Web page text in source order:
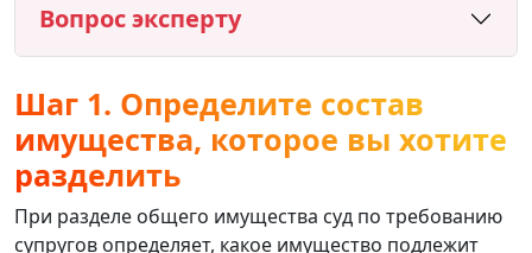
Вопрос эксперту
Шаг 1. Определите состав
имущества, которое вы хотите
разделить
При разделе общего имущества суд по требованию
супругов определяет, какое имущество подлежит